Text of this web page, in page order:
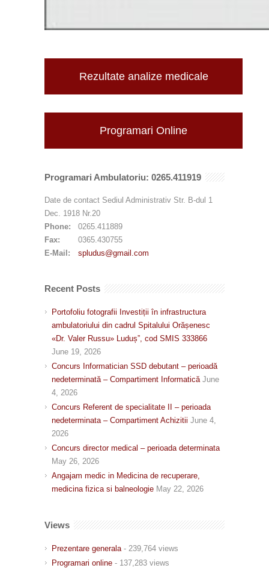
Rezultate analize medicale
Programari Online
Programari Ambulatoriu: 0265.411919
Date de contact Sediul Administrativ Str. B-dul 1
Dec. 1918 Nr.20
Phone:
0265.411889
Fax:
0365.430755
E-Mail:
spludus@gmail.com
Recent Posts
Portofoliu fotografii Investiții în infrastructura
ambulatoriului din cadrul Spitalului Orășenesc
«Dr. Valer Russu» Luduș”, cod SMIS 333866
June 19, 2026
Concurs Informatician SSD debutant – perioadă
nedeterminată – Compartiment Informatică June
4, 2026
Concurs Referent de specialitate II – perioada
nedeterminata – Compartiment Achizitii June 4,
2026
Concurs director medical – perioada determinata
May 26, 2026
Angajam medic in Medicina de recuperare,
medicina fizica si balneologie May 22, 2026
Views
Prezentare generala - 239,764 views
Programari online - 137,283 views